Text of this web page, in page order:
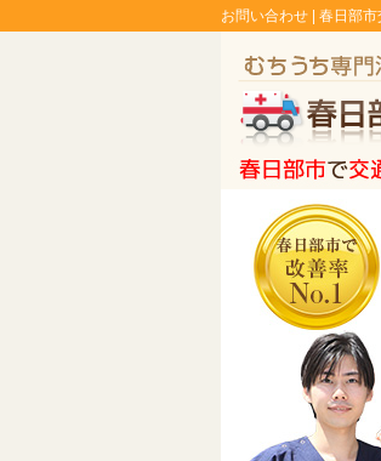
お問い合わせ | 春日部市